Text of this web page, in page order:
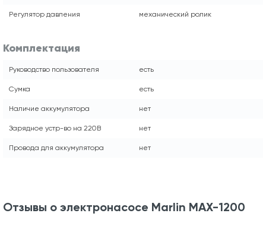
Регулятор давления механический ролик
Комплектация
Руководство пользователя есть
Сумка есть
Наличие аккумулятора нет
Зарядное устр-во на 220В нет
Провода для аккумулятора нет
Отзывы о электронасосе Marlin MAX-1200